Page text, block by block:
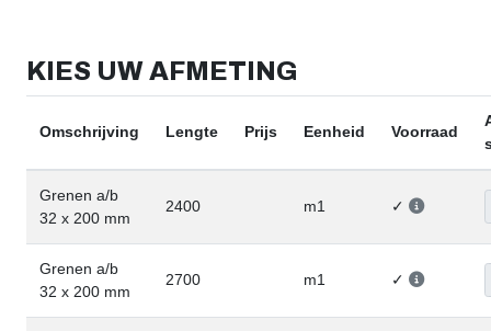
KIES UW AFMETING
Omschrijving Lengte Prijs Eenheid Voorraad
Grenen a/b
32 x 200 mm
2400 m1 ✓
Grenen a/b
32 x 200 mm
2700 m1 ✓